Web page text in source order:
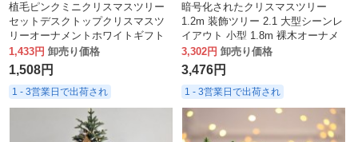
植毛ピンクミニクリスマスツリー
セットデスクトップクリスマスツ
リーオーナメントホワイトギフト
ledクリスマスツリー装飾diy
1,433円 卸売り価格
1,508円
1 - 3営業日で出荷され
暗号化されたクリスマスツリー
1.2m 装飾ツリー 2.1 大型シーンレ
イアウト 小型 1.8m 裸木オーナメ
ント 3
3,302円 卸売り価格
3,476円
1 - 3営業日で出荷され